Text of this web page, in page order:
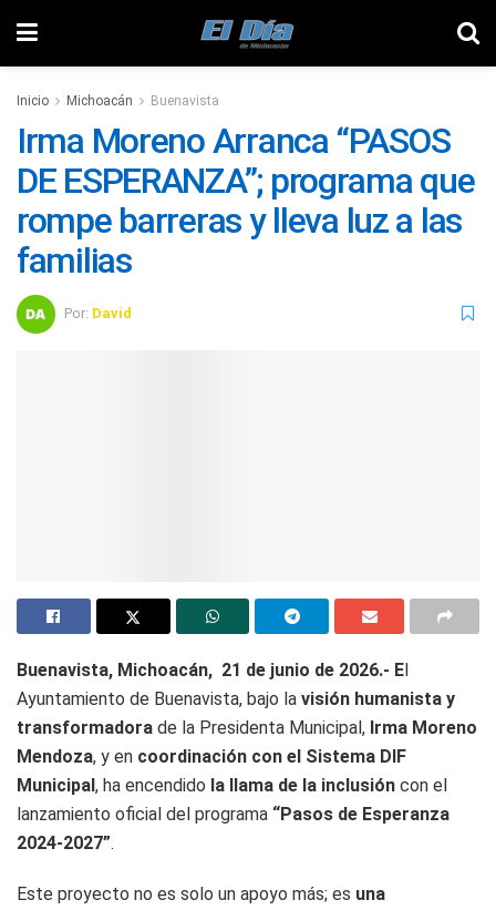
Inicio Michoacán Buenavista
Irma Moreno Arranca “PASOS
DE ESPERANZA”; programa que
rompe barreras y lleva luz a las
familias
Por: David
Buenavista, Michoacán, 21 de junio de 2026.- El
Ayuntamiento de Buenavista, bajo la visión humanista y
transformadora de la Presidenta Municipal, Irma Moreno
Mendoza, y en coordinación con el Sistema DIF
Municipal, ha encendido la llama de la inclusión con el
lanzamiento oficial del programa “Pasos de Esperanza
2024-2027”.
Este proyecto no es solo un apoyo más; es una